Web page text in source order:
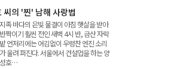
씨의 '찐' 남해 사랑법
지족 바다의 은빛 물결이 아침 햇살을 받아
반짝이기 훨씬 전인 새벽 4시 반, 금산 자락
밭 언저리에는 어김없이 우렁찬 엔진 소리
가 울려 퍼진다. 서울에서 건설업을 하는 양
성호…